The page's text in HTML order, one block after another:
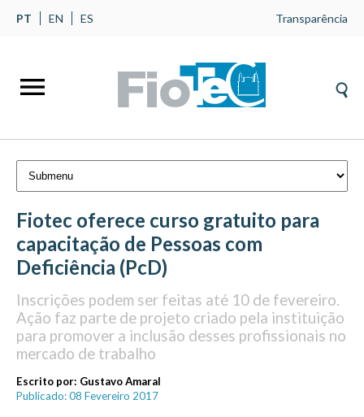
PT EN ES Transparência
Fiotec oferece curso gratuito para
capacitação de Pessoas com
Deficiência (PcD)
Inscrições podem ser feitas até 10 de fevereiro.
Ação faz parte de projeto criado pela instituição
para promover a inclusão desses profissionais no
mercado de trabalho
Escrito por: Gustavo Amaral
Publicado: 08 Fevereiro 2017